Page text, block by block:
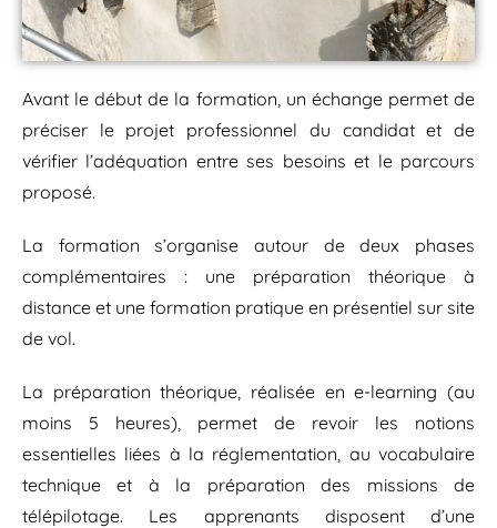
Avant le début de la formation, un échange permet de
préciser le projet professionnel du candidat et de
vérifier l’adéquation entre ses besoins et le parcours
proposé.
La formation s’organise autour de deux phases
complémentaires : une préparation théorique à
distance et une formation pratique en présentiel sur site
de vol.
La préparation théorique, réalisée en e-learning (au
moins 5 heures), permet de revoir les notions
essentielles liées à la réglementation, au vocabulaire
technique et à la préparation des missions de
télépilotage. Les apprenants disposent d’une